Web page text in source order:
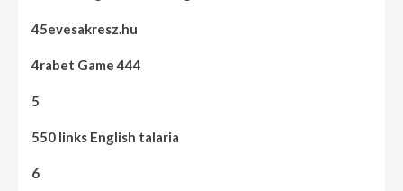
45evesakresz.hu
4rabet Game 444
5
550 links English talaria
6